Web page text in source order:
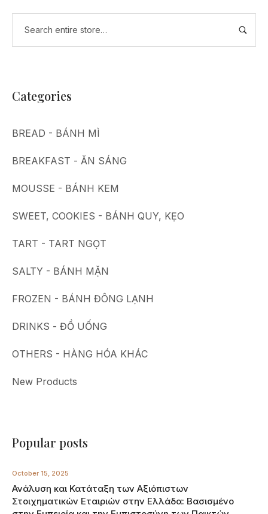
Categories
BREAD - BÁNH MÌ
BREAKFAST - ĂN SÁNG
MOUSSE - BÁNH KEM
SWEET, COOKIES - BÁNH QUY, KẸO
TART - TART NGỌT
SALTY - BÁNH MẶN
FROZEN - BÁNH ĐÔNG LẠNH
DRINKS - ĐỒ UỐNG
OTHERS - HÀNG HÓA KHÁC
New Products
Popular posts
October 15, 2025
Ανάλυση και Κατάταξη των Αξιόπιστων
Στοιχηματικών Εταιριών στην Ελλάδα: Βασισμένο